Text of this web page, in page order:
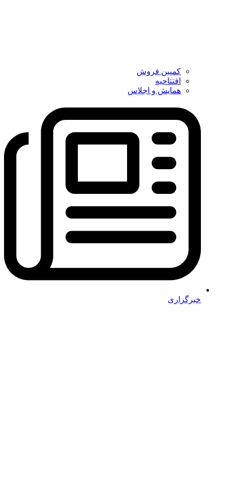
کمپین فروش
افتتاحیه
همایش و اجلاس
خبرگزاری